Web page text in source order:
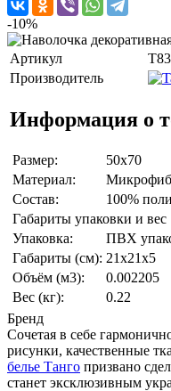
-10%
Артикул
Производитель
Информация о
Размер:
50x70
Материал:
Состав:
100%
Габариты упаковки и вес
Упаковка:
ПВХ
Габариты (см): 21x21x5
Объём (м3):
0.002205
Вес (кг):
0.22
Бренд
Сочетая в себе
рисунки, качественные
белье Танго призвано
станет эксклюзивным